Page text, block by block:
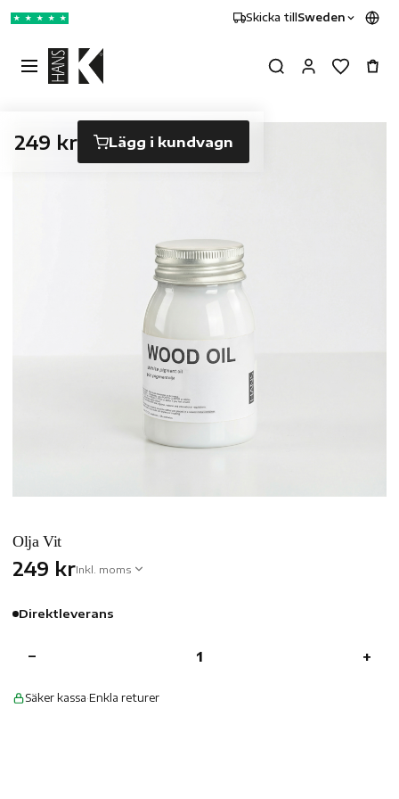
★ ★ ★ ★ ★ Skicka till Sweden
Olja Vit
249 krInkl. moms
Direktleverans
− +
Säker kassa·Enkla returer
249 kr Lägg i kundvagn